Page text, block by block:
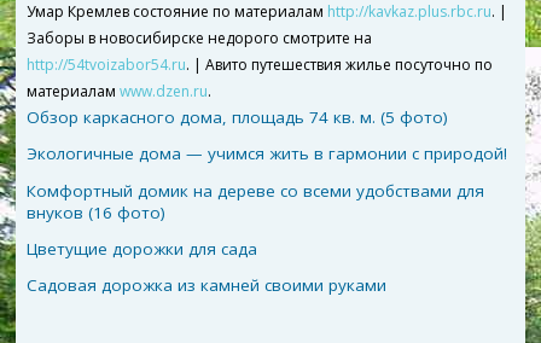
Умар Кремлев состояние по материалам http://kavkaz.plus.rbc.ru. |
Заборы в новосибирске недорого смотрите на
http://54tvoizabor54.ru. | Авито путешествия жилье посуточно по
материалам www.dzen.ru.
Обзор каркасного дома, площадь 74 кв. м. (5 фото)
Экологичные дома — учимся жить в гармонии с природой!
Комфортный домик на дереве со всеми удобствами для
внуков (16 фото)
Цветущие дорожки для сада
Садовая дорожка из камней своими руками